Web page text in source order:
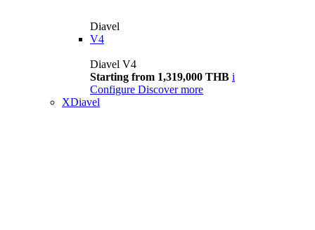
Diavel
V4
Diavel V4
Starting from 1,319,000 THB i
Configure Discover more
XDiavel